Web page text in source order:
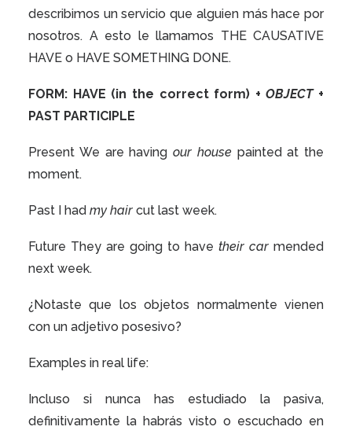
describimos un servicio que alguien más hace por
nosotros. A esto le llamamos THE CAUSATIVE
HAVE o HAVE SOMETHING DONE.
FORM: HAVE (in the correct form) +OBJECT+
PAST PARTICIPLE
Present We are having our house paintedat the
moment.
Past I had my hair cut last week.
Future They are going to have their car mended
next week.
¿Notaste que los objetos normalmente vienen
con un adjetivo posesivo?
Examples in real life:
Incluso si nunca has estudiado la pasiva,
definitivamente la habrás visto o escuchado en